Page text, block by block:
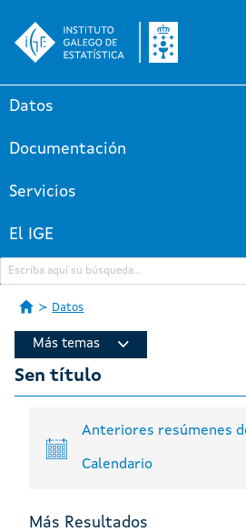
Datos
Documentación
Servicios
El IGE
Datos
Más temas
Sen título
Anteriores resúmenes
Calendario
Más Resultados